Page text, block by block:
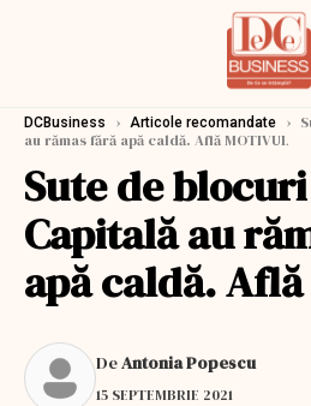
DCBusiness › Articole recomandate ›
au rămas fără apă caldă. Află MOTIVUL
Sute de
Capitală au
apă caldă. Află
DeAntonia Popescu
15 SEPTEMBRIE 2021